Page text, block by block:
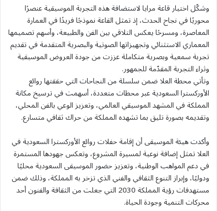
وشكّل اختيار قاعة مرايا لاستضافة هذه التجربة الموسيقية عنصرًا
محوريًا في نجاح الحدث، إذ تمثل القاعة نموذجًا فريدًا في العمارة
المعاصرة، ومسرحًا يعكس التلاقي بين الفن والطبيعة، وأسهم تصميمها
المعماري الاستثنائي وتجهيزاتها الصوتية والبصرية المتقدمة في تقديم
تجربة سمعية وبصرية متكاملة عززت من جودة العروض الموسيقية
وثراء التجربة المقدّمة للجمهور.
وتأتي محطة العلا ضمن سلسلة من النجاحات التي حققتها روائع
الأوركسترا السعودية عبر محطات متعددة، أسهمت في ترسيخ مكانة
المملكة في المشهد الموسيقي العالمي، وتعزيز الوعي بالفن المحلي،
وتقديمه بصورة تليق بما تشهده المملكة من حراك ثقافي متسارع.
وأكدت هيئة الموسيقى أن إقامة حفلات روائع الأوركسترا السعودية في
العلا تمثل إضافة نوعية لمسيرة المشروع، وتعكس جهودها المستمرة
في دعم المواهب الوطنية، وتعزيز حضور الموسيقى السعودية محليًا
ودوليًا، وإبراز التنوع الثقافي والفني الذي تزخر به المملكة، وذلك ضمن
مستهدفات رؤية المملكة 2030 التي جعلت من الثقافة والفنون أحد
محركات التنمية وجودة الحياة.